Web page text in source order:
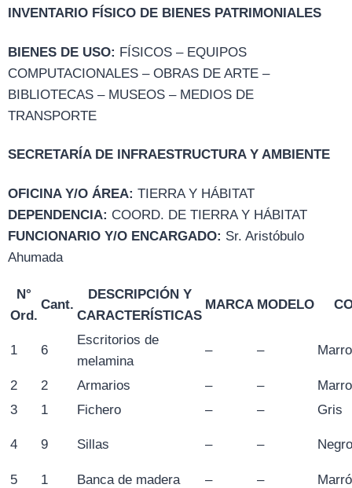
INVENTARIO FÍSICO DE BIENES PATRIMONIALES
BIENES DE USO: FÍSICOS – EQUIPOS
COMPUTACIONALES – OBRAS DE ARTE –
BIBLIOTECAS – MUSEOS – MEDIOS DE
TRANSPORTE
SECRETARÍA DE INFRAESTRUCTURA Y AMBIENTE
OFICINA Y/O ÁREA: TIERRA Y HÁBITAT
DEPENDENCIA: COORD. DE TIERRA Y HÁBITAT
FUNCIONARIO Y/O ENCARGADO: Sr. Aristóbulo
Ahumada
N°
Ord.
Cant.
DESCRIPCIÓN Y
CARACTERÍSTICAS
MARCA MODELO
1 6
Escritorios de
melamina
– –
2 2 Armarios – –
3
1 Fichero – – Gris
4 9 Sillas – –
5 1 Banca de madera – –